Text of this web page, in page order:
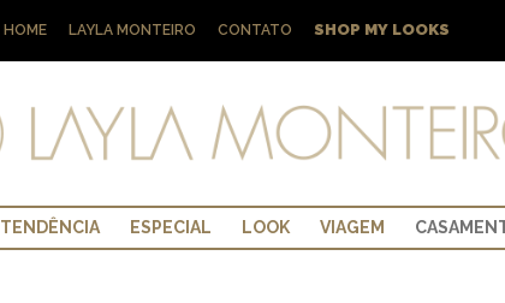
HOME LAYLA MONTEIRO CONTATO SHOP MY LOOKS
TENDÊNCIA ESPECIAL LOOK VIAGEM